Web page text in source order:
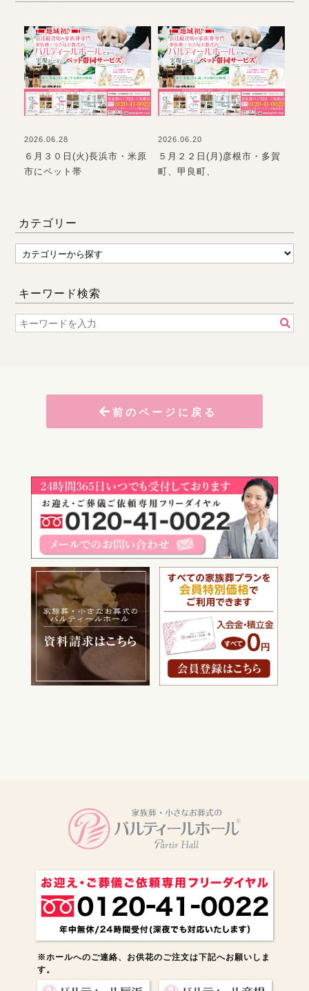
2026.06.28
６月３０日(火)長浜市・米原
市にペット帯
2026.06.20
５月２２日(月)彦根市・多賀
町、甲良町、
カテゴリー
キーワード検索
前のページに戻る
※ホールへのご連絡、お供花のご注文は下記へお願いしま
す。